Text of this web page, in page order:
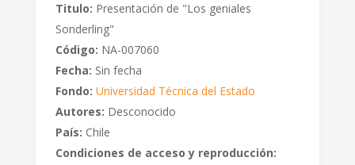
Titulo: Presentación de "Los geniales
Sonderling"
Código: NA-007060
Fecha: Sin fecha
Fondo: Universidad Técnica del Estado
Autores: Desconocido
País: Chile
Condiciones de acceso y reproducción: